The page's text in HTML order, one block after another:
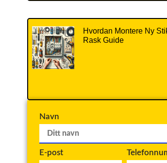
Hvordan Montere Ny
Rask Guide
Navn
E-post